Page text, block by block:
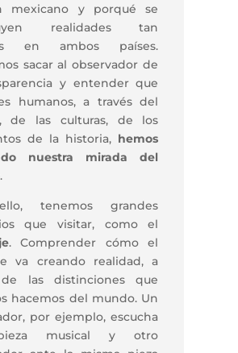
mexicano y porqué se
realidades tan
en ambos países.
sacar al observador de
y entender que
humanos, a través del
de las culturas, de los
de la historia, hemos
nuestra mirada del
.
tenemos grandes
que visitar, como el
. Comprender cómo el
va creando realidad, a
las distinciones que
hacemos del mundo. Un
por ejemplo, escucha
musical y otro